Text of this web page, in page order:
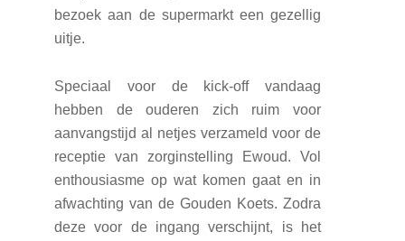
bezoek aan de supermarkt een gezellig
uitje.
Speciaal voor de kick-off vandaag
hebben de ouderen zich ruim voor
aanvangstijd al netjes verzameld voor de
receptie van zorginstelling Ewoud. Vol
enthousiasme op wat komen gaat en in
afwachting van de Gouden Koets. Zodra
deze voor de ingang verschijnt, is het